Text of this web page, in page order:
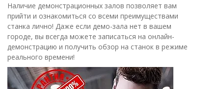
Наличие демонстрационных залов позволяет вам
прийти и ознакомиться со всеми преимуществами
станка лично! Даже если демо-зала нет в вашем
городе, вы всегда можете записаться на онлайн-
демонстрацию и получить обзор на станок в режиме
реального времени!